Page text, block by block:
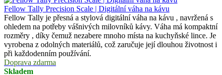
Fellow Tally Precision Scale | Digitální váha na kávu
Fellow Tally je přesná a stylová digitální váha na kávu , navržená s
ohledem na potřeby vášnivých milovníků kávy. Váha má kompaktní
rozměry , díky čemuž nezabere mnoho místa na kuchyňské lince. Je
vyrobena z odolných materiálů, což zaručuje její dlouhou životnost i
při každodenním používání.
Doprava zdarma
Skladem